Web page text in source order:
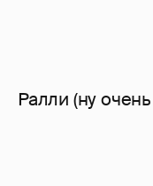
Ралли (ну